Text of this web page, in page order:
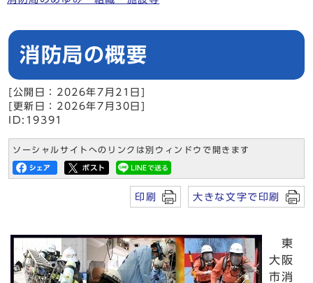
消防局の概要
[公開日：2026年7月21日]
[更新日：2026年7月30日]
ID:19391
ソーシャルサイトへのリンクは別ウィンドウで開きます
印刷 大きな文字で印刷
東
大阪
市消